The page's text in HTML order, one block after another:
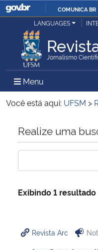
COMUNICA BR
Ministério da Justiça e
Ministério da Defesa
Ministério das Relações Exteriores
Ministério da Economia
Ministério da Infraestrutura
Ministério da Cidadania
LANGUAGES
Jornalismo
Menu Menu
Você está aqui: UFSM >
Início do conteúdo
Realize uma
Exibindo 1 resultado
Revista Arc